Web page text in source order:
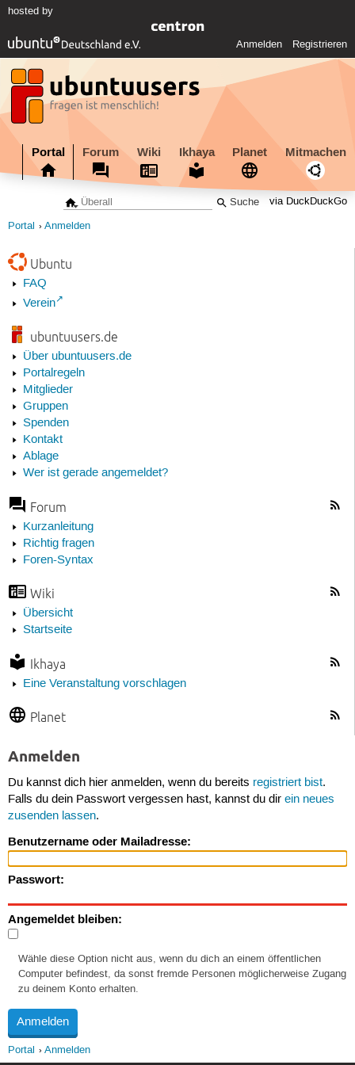
hosted by
Anmelden Registrieren
Portal Forum Wiki Ikhaya Planet Mitmachen
via DuckDuckGo
Portal Anmelden
Ubuntu
FAQ
Verein
ubuntuusers.de
Über ubuntuusers.de
Portalregeln
Mitglieder
Gruppen
Spenden
Kontakt
Ablage
Wer ist gerade angemeldet?
Forum
Kurzanleitung
Richtig fragen
Foren-Syntax
Wiki
Übersicht
Startseite
Ikhaya
Eine Veranstaltung vorschlagen
Planet
Anmelden
Du kannst dich hier anmelden, wenn du bereits registriert bist.
Falls du dein Passwort vergessen hast, kannst du dir ein neues
zusenden lassen.
Benutzername oder Mailadresse:
Passwort:
Angemeldet bleiben:
Wähle diese Option nicht aus, wenn du dich an einem öffentlichen
Computer befindest, da sonst fremde Personen möglicherweise Zugang
zu deinem Konto erhalten.
Portal Anmelden